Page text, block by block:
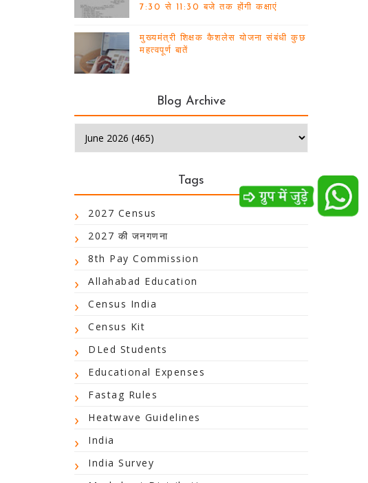
7:30 से 11:30 बजे तक होंगी कक्षाएं
मुख्यमंत्री शिक्षक कैशलेस योजना संबंधी कुछ
महत्वपूर्ण बातें
Blog Archive
Tags
2027 Census
2027 की जनगणना
8th Pay Commission
Allahabad Education
Census India
Census Kit
DLed Students
Educational Expenses
Fastag Rules
Heatwave Guidelines
India
India Survey